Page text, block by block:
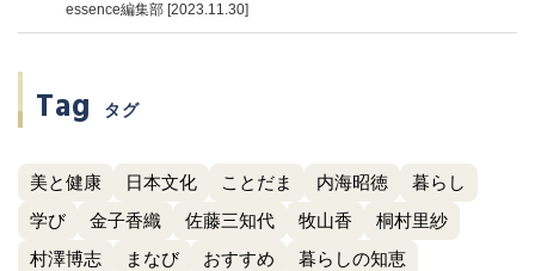
essence編集部 [2023.11.30]
Tag タグ
美と健康 日本文化 ことだま 内海昭徳
暮らし
学び
金子香織 佐藤三知代 牧山香
桐村里紗
村澤博志
まなび おすすめ
暮らしの知恵